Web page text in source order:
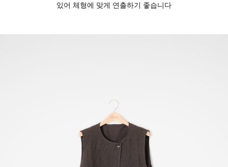
있어 체형에 맞게 연출하기 좋습니다